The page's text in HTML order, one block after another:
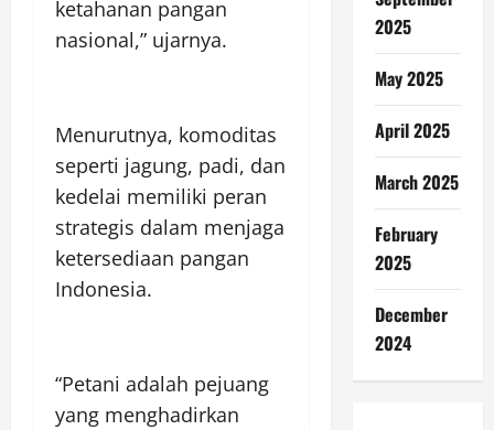
ketahanan pangan
nasional,” ujarnya.
Menurutnya, komoditas
seperti jagung, padi, dan
kedelai memiliki peran
strategis dalam menjaga
ketersediaan pangan
Indonesia.
“Petani adalah pejuang
yang menghadirkan
2025
May 2025
April 2025
March 2025
February
2025
December
2024